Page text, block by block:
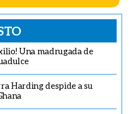
Una madrugada de
Harding despide a su